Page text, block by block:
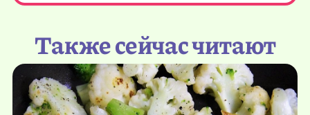
Также сейчас читают